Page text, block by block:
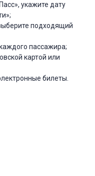
укажите дату
подходящий
пассажира;
картой или
билеты.